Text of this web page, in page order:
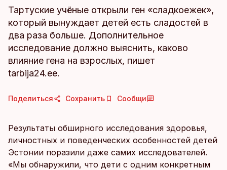
Тартуские учёные открыли ген «сладкоежек»,
который вынуждает детей есть сладостей в
два раза больше. Дополнительное
исследование должно выяснить, каково
влияние гена на взрослых, пишет
tarbija24.ee.
Поделиться Сохранить Сообщи
Результаты обширного исследования здоровья,
личностных и поведенческих особенностей детей
Эстонии поразили даже самих исследователей.
«Мы обнаружили, что дети с одним конкретным